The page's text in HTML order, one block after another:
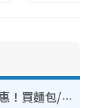
長者優惠｜OK便利店推樂悠咭優惠！買麵包/牛奶/保健品拍卡即減